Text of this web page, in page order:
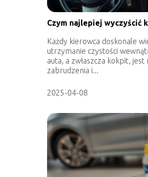
Czym najlepiej wyczyścić
Każdy kierowca doskonale
utrzymanie czystości
auta, a zwłaszcza kokpit,
zabrudzenia i...
2025-04-08